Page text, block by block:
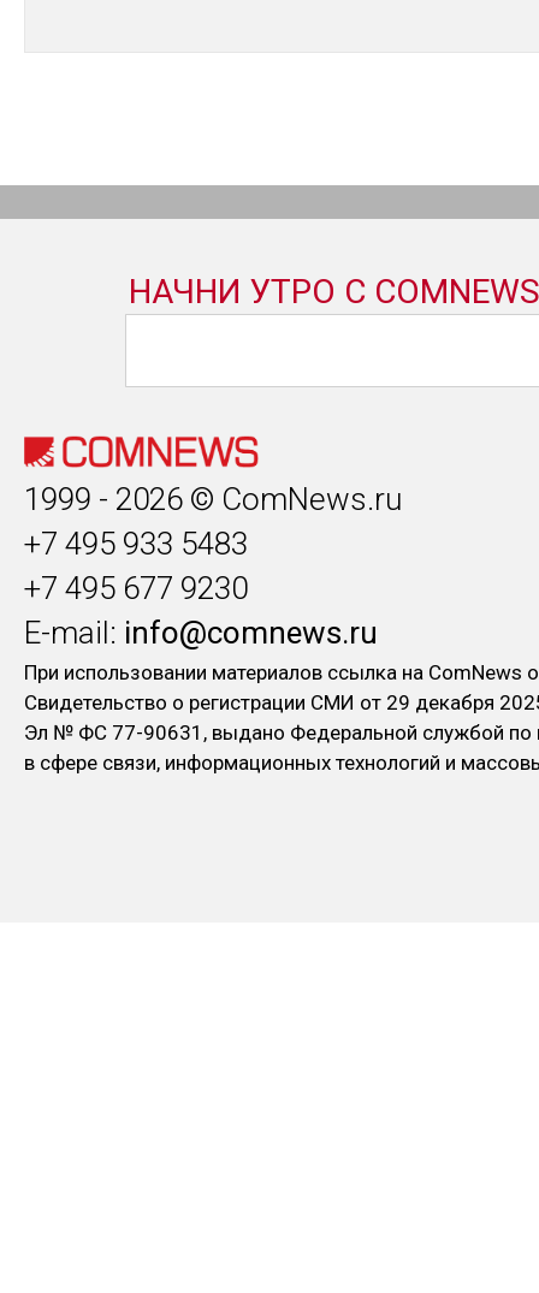
1999 - 2026 © ComNews.ru
+7 495 933 5483
+7 495 677 9230
E-mail: info@comnews.ru
При использовании материалов ссылка на ComNews
Свидетельство о регистрации СМИ от 29 декабря
Эл № ФC 77-90631, выдано Федеральной службой по
в сфере связи, информационных технологий и